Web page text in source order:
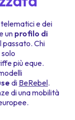
e dei
un profilo di
passato. Chi
più eque.
di BeRebel.
di una mobilità